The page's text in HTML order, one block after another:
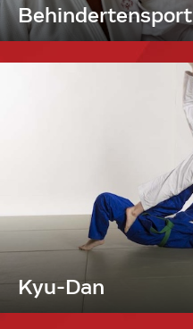
Behindertensport
Kyu-Dan